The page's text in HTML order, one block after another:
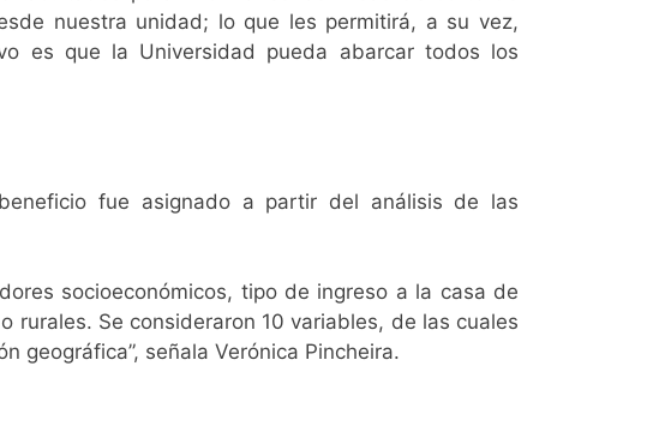
nuestra unidad; lo que les permitirá, a su vez,
es que la Universidad pueda abarcar todos los
fue asignado a partir del análisis de las
socioeconómicos, tipo de ingreso a la casa de
rurales. Se consideraron 10 variables, de las cuales
geográfica”, señala Verónica Pincheira.